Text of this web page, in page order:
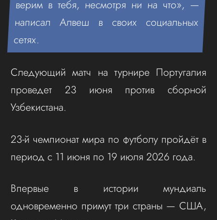
верим в тебя, несмотря ни на что», —
написал Алвеш в своих социальных
сетях.
Следующий матч на турнире Португалия
проведет 23 июня против сборной
Узбекистана.
23-й чемпионат мира по футболу пройдёт в
период с 11 июня по 19 июля 2026 года.
Впервые в истории мундиаль
одновременно примут три страны — США,